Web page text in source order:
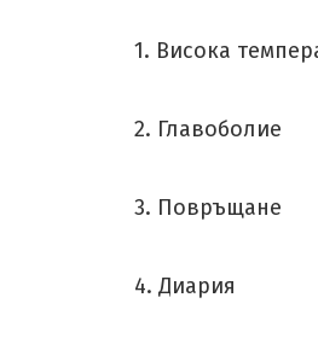
1. Висока
2. Главоболие
3. Повръщане
4. Диария